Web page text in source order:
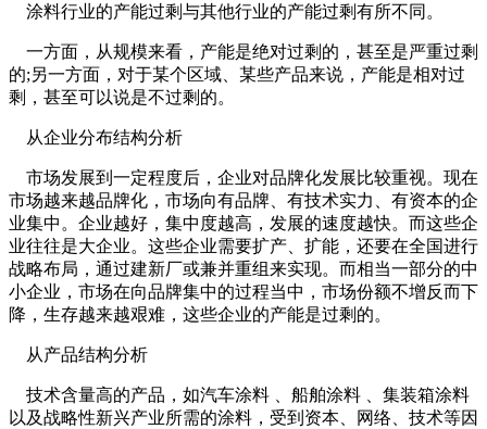
涂料行业的产能过剩与其他行业的产能过剩有所不同。
一方面，从规模来看，产能是绝对过剩的，甚至是严重过剩
的;另一方面，对于某个区域、某些产品来说，产能是相对过
剩，甚至可以说是不过剩的。
从企业分布结构分析
市场发展到一定程度后，企业对品牌化发展比较重视。现在
市场越来越品牌化，市场向有品牌、有技术实力、有资本的企
业集中。企业越好，集中度越高，发展的速度越快。而这些企
业往往是大企业。这些企业需要扩产、扩能，还要在全国进行
战略布局，通过建新厂或兼并重组来实现。而相当一部分的中
小企业，市场在向品牌集中的过程当中，市场份额不增反而下
降，生存越来越艰难，这些企业的产能是过剩的。
从产品结构分析
技术含量高的产品，如汽车涂料 、船舶涂料 、集装箱涂料
以及战略性新兴产业所需的涂料，受到资本、网络、技术等因